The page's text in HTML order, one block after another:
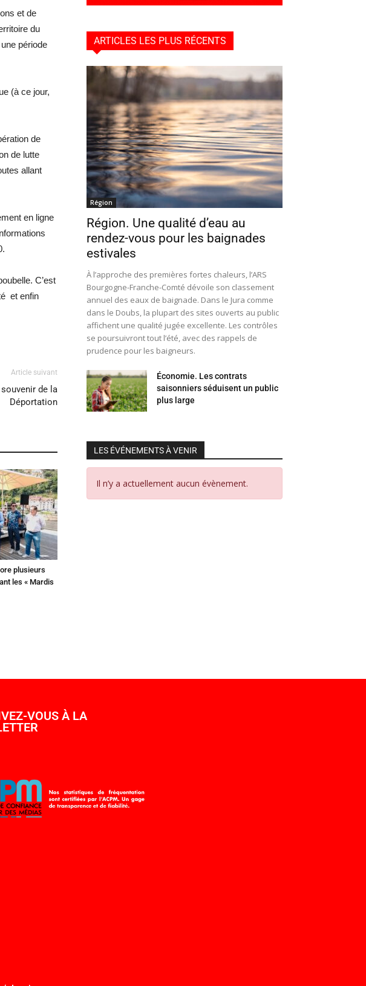
et de
du
période
(à ce jour,
de
de lutte
allant
en ligne
C’est
et enfin
Article suivant
de la
Déportation
plusieurs
les « Mardis
ARTICLES LES PLUS RÉCENTS
Région
Région. Une qualité d’eau au
rendez-vous pour les baignades
estivales
À l’approche des premières fortes chaleurs, l’ARS
Bourgogne-Franche-Comté dévoile son classement
annuel des eaux de baignade. Dans le Jura comme
dans le Doubs, la plupart des sites ouverts au public
affichent une qualité jugée excellente. Les contrôles
se poursuivront tout l’été, avec des rappels de
prudence pour les baigneurs.
Économie. Les contrats
saisonniers séduisent un public
plus large
LES ÉVÉNEMENTS À VENIR
Il n’y a actuellement aucun évènement.
VOUS À LA